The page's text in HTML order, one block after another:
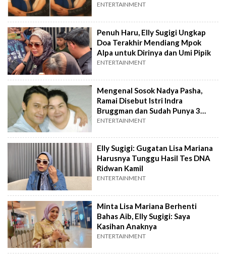
ENTERTAINMENT
Penuh Haru, Elly Sugigi Ungkap
Doa Terakhir Mendiang Mpok
Alpa untuk Dirinya dan Umi Pipik
ENTERTAINMENT
Mengenal Sosok Nadya Pasha,
Ramai Disebut Istri Indra
Bruggman dan Sudah Punya 3
Anak
ENTERTAINMENT
Elly Sugigi: Gugatan Lisa Mariana
Harusnya Tunggu Hasil Tes DNA
Ridwan Kamil
ENTERTAINMENT
Minta Lisa Mariana Berhenti
Bahas Aib, Elly Sugigi: Saya
Kasihan Anaknya
ENTERTAINMENT